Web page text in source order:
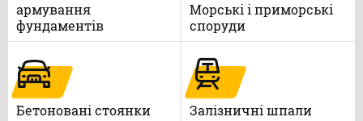
армування
фундаментів
Морські і приморські
споруди
Бетоновані стоянки Залізничні шпали